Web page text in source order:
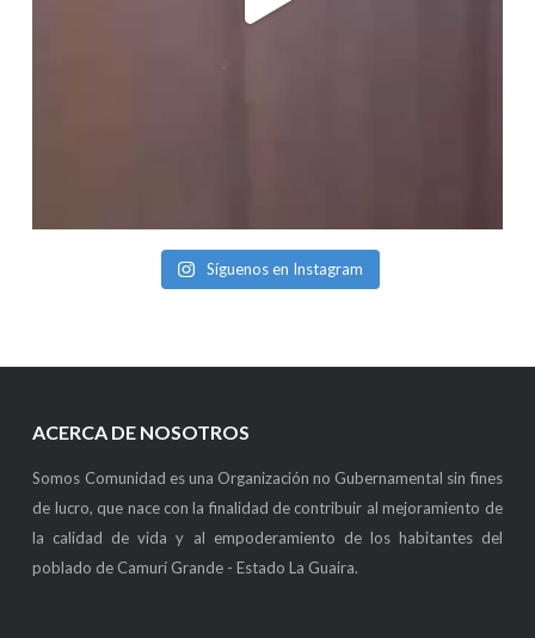
Síguenos en Instagram
ACERCA DE NOSOTROS
Somos Comunidad es una Organización no Gubernamental sin fines
de lucro, que nace con la finalidad de contribuir al mejoramiento de
la calidad de vida y al empoderamiento de los habitantes del
poblado de Camurí Grande - Estado La Guaira.